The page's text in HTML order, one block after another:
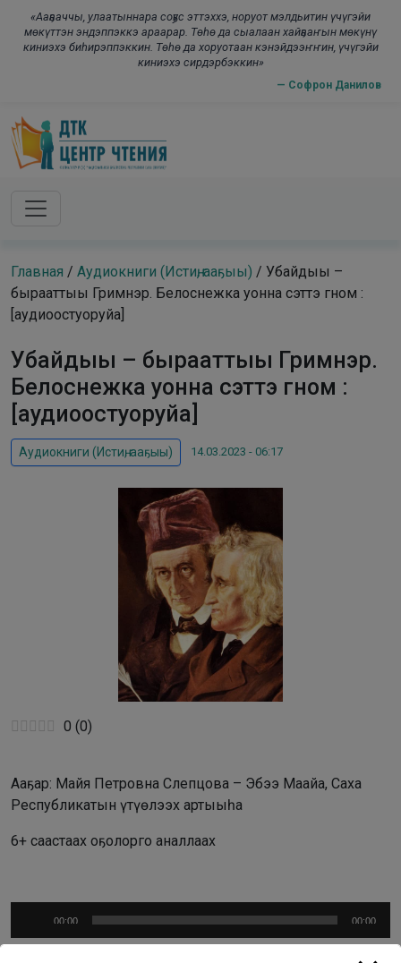
«Ааҕааччы, улаатыннара соҕус эттэххэ, норуот мэлдьитин үчүгэйи
мөкүттэн эндэппэккэ араарар. Төһө да сыалаан хайҕааҥын мөкүнү
киниэхэ биһирэппэккин. Төһө да хоруотаан кэнэйдээҥҥин, үчүгэйи
киниэхэ сирдэрбэккин»
— Софрон Данилов
Skip to main content
Главная / Аудиокниги (Истиҥ, ааҕыы) / Убайдыы –
бырааттыы Гримнэр. Белоснежка уонна сэттэ гном :
[аудиоостуоруйа]
Убайдыы – бырааттыы Гримнэр.
Белоснежка уонна сэттэ гном :
[аудиоостуоруйа]
Аудиокниги (Истиҥ, ааҕыы) 14.03.2023 - 06:17
0 (0)
Ааҕар: Майя Петровна Слепцова – Эбээ Маайа, Саха
Республикатын үтүөлээх артыыһа
6+ саастаах оҕолорго аналлаах
00:00 00:00